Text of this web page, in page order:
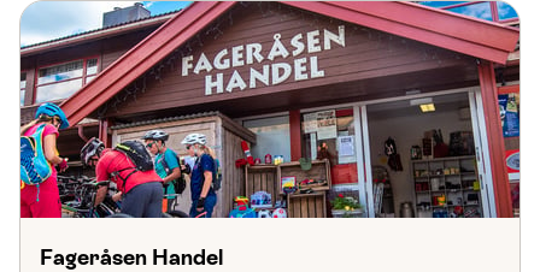
Fageråsen Handel